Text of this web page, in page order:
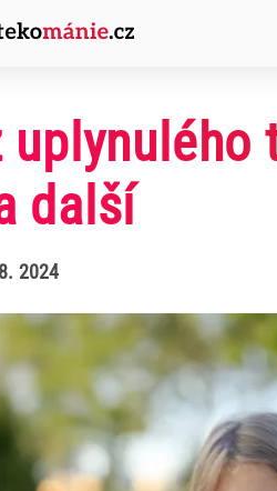
uplynulého
další
2024